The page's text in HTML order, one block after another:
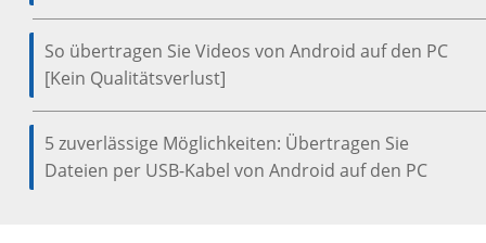
So übertragen Sie Videos von Android auf den PC
[Kein Qualitätsverlust]
5 zuverlässige Möglichkeiten: Übertragen Sie
Dateien per USB-Kabel von Android auf den PC